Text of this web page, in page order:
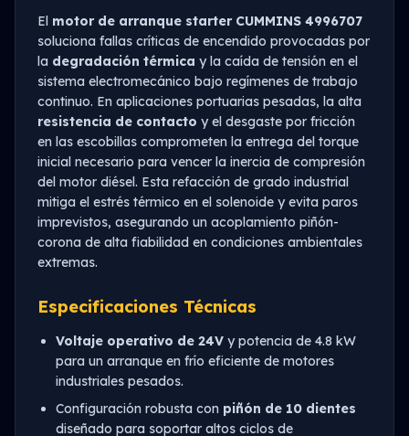
El motor de arranque starter CUMMINS 4996707
soluciona fallas críticas de encendido provocadas por
la degradación térmica y la caída de tensión en el
sistema electromecánico bajo regímenes de trabajo
continuo. En aplicaciones portuarias pesadas, la alta
resistencia de contacto y el desgaste por fricción
en las escobillas comprometen la entrega del torque
inicial necesario para vencer la inercia de compresión
del motor diésel. Esta refacción de grado industrial
mitiga el estrés térmico en el solenoide y evita paros
imprevistos, asegurando un acoplamiento piñón-
corona de alta fiabilidad en condiciones ambientales
extremas.
Especificaciones Técnicas
Voltaje operativo de 24V y potencia de 4.8 kW
para un arranque en frío eficiente de motores
industriales pesados.
Configuración robusta con piñón de 10 dientes
diseñado para soportar altos ciclos de